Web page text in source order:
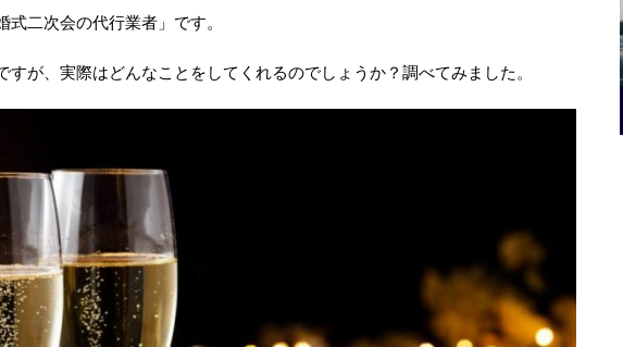
二次会の代行業者」です。
すが、実際はどんなことをしてくれるのでしょうか？調べてみました。